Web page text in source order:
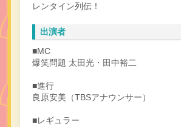
レンタイン列伝！
出演者
■MC
爆笑問題 太田光・田中裕二
■進行
良原安美（TBSアナウンサー）
■レギュラー